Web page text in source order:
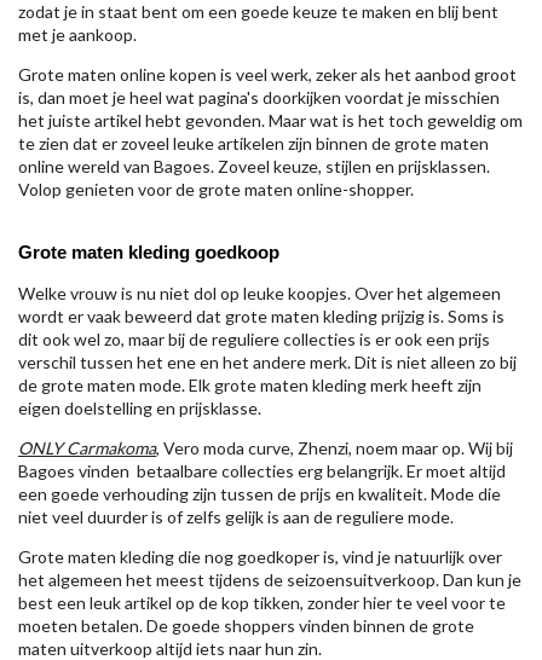
zodat je in staat bent om een goede keuze te maken en blij bent
met je aankoop.
Grote maten online kopen is veel werk, zeker als het aanbod groot
is, dan moet je heel wat pagina's doorkijken voordat je misschien
het juiste artikel hebt gevonden. Maar wat is het toch geweldig om
te zien dat er zoveel leuke artikelen zijn binnen de grote maten
online wereld van Bagoes. Zoveel keuze, stijlen en prijsklassen.
Volop genieten voor de grote maten online-shopper.
Grote maten kleding goedkoop
Welke vrouw is nu niet dol op leuke koopjes. Over het algemeen
wordt er vaak beweerd dat grote maten kleding prijzig is. Soms is
dit ook wel zo, maar bij de reguliere collecties is er ook een prijs
verschil tussen het ene en het andere merk. Dit is niet alleen zo bij
de grote maten mode. Elk grote maten kleding merk heeft zijn
eigen doelstelling en prijsklasse.
ONLY Carmakoma, Vero moda curve, Zhenzi, noem maar op. Wij bij
Bagoes vinden betaalbare collecties erg belangrijk. Er moet altijd
een goede verhouding zijn tussen de prijs en kwaliteit. Mode die
niet veel duurder is of zelfs gelijk is aan de reguliere mode.
Grote maten kleding die nog goedkoper is, vind je natuurlijk over
het algemeen het meest tijdens de seizoensuitverkoop. Dan kun je
best een leuk artikel op de kop tikken, zonder hier te veel voor te
moeten betalen. De goede shoppers vinden binnen de grote
maten uitverkoop altijd iets naar hun zin.